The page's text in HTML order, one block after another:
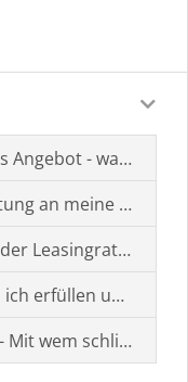
Angebot - was muss
an meine
Leasingrate
erfüllen um einen
wem schließe ich